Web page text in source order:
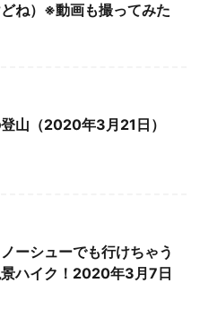
ね）※動画も撮ってみた
山（2020年3月21日）
ーシューでも行けちゃう
ハイク！2020年3月7日